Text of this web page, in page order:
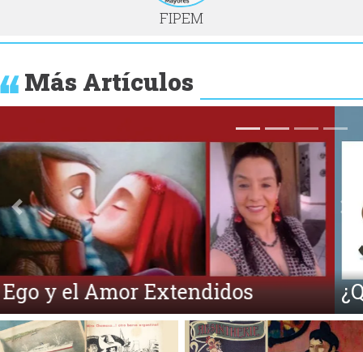
FIPEM
Más Artículos
¿Qué es la Ecpatía?
Anterior